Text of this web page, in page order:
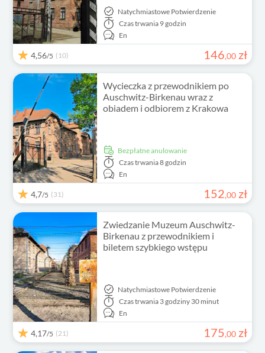
Natychmiastowe Potwierdzenie
Czas trwania 9 godzin
En
4,56/5 (10) 146,00 zł
Wycieczka z przewodnikiem po
Auschwitz-Birkenau wraz z
obiadem i odbiorem z Krakowa
Bezpłatne anulowanie
Czas trwania8 godzin
En
4,7/5 (31) 152,00 zł
Zwiedzanie Muzeum Auschwitz-
Birkenau z przewodnikiem i
biletem szybkiego wstępu
Natychmiastowe Potwierdzenie
Czas trwania 3 godziny 30 minut
En
4,17/5 (21) 175,00 zł